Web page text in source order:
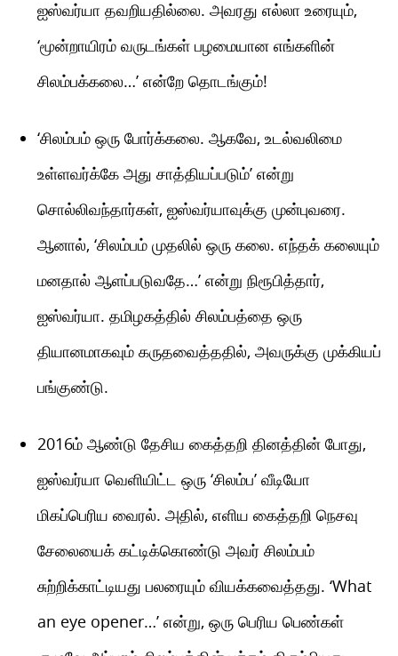
ஐஸ்வர்யா தவறியதில்லை. அவரது எல்லா உரையும்,
‘மூன்றாயிரம் வருடங்கள் பழமையான எங்களின்
சிலம்பக்கலை…’ என்றே தொடங்கும்!
‘சிலம்பம் ஒரு போர்க்கலை. ஆகவே, உடல்வலிமை
உள்ளவர்க்கே அது சாத்தியப்படும்’ என்று
சொல்லிவந்தார்கள், ஐஸ்வர்யாவுக்கு முன்புவரை.
ஆனால், ‘சிலம்பம் முதலில் ஒரு கலை. எந்தக் கலையும்
மனதால் ஆளப்படுவதே…’ என்று நிரூபித்தார்,
ஐஸ்வர்யா. தமிழகத்தில் சிலம்பத்தை ஒரு
தியானமாகவும் கருதவைத்ததில், அவருக்கு முக்கியப்
பங்குண்டு.
2016ம் ஆண்டு தேசிய கைத்தறி தினத்தின் போது,
ஐஸ்வர்யா வெளியிட்ட ஒரு ‘சிலம்ப’ வீடியோ
மிகப்பெரிய வைரல். அதில், எளிய கைத்தறி நெசவு
சேலையைக் கட்டிக்கொண்டு அவர் சிலம்பம்
சுற்றிக்காட்டியது பலரையும் வியக்கவைத்தது. ‘What
an eye opener…’ என்று, ஒரு பெரிய பெண்கள்